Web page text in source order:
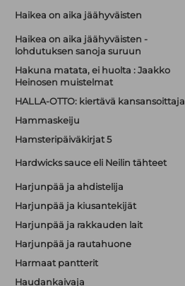
Haikea on aika jäähyväisten
Haikea on aika jäähyväisten -
lohdutuksen sanoja suruun
Hakuna matata, ei huolta : Jaakko
Heinosen muistelmat
HALLA-OTTO: kiertävä kansansoittaja
Hammaskeiju
Hamsteripäiväkirjat 5
Hardwicks sauce eli Neilin tähteet
Harjunpää ja ahdistelija
Harjunpää ja kiusantekijät
Harjunpää ja rakkauden lait
Harjunpää ja rautahuone
Harmaat pantterit
Haudankaivaja